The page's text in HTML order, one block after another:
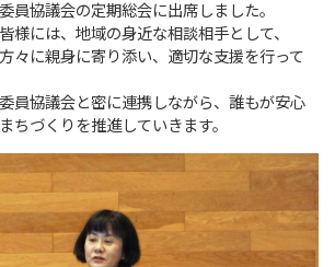
員協議会の定期総会に出席しました。
様には、地域の身近な相談相手として、
々に親身に寄り添い、適切な支援を行って
員協議会と密に連携しながら、誰もが安心
ちづくりを推進していきます。